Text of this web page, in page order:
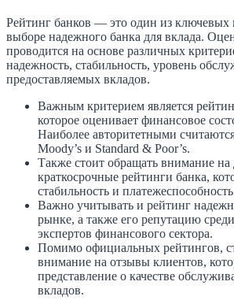
Рейтинг банков — это один из ключевых
выборе надежного банка для вклада.
проводится на основе различных
надежность, стабильность, уровень
предоставляемых вкладов.
Важным критерием является
которое оценивает финансовое
Наиболее авторитетными
Moody’s и Standard & Poor’s.
Также стоит обращать внимание на
краткосрочные рейтинги банка,
стабильность и
Важно учитывать и рейтинг
рынке, а также его репутацию
экспертов финансового сектора.
Помимо официальных рейтингов,
внимание на отзывы клиентов,
представление о качестве
вкладов.